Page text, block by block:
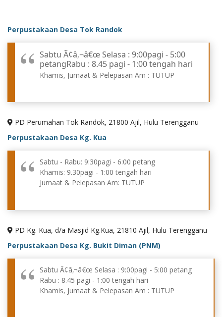
Perpustakaan Desa Tok Randok
Sabtu Ã¢â‚¬â€œ Selasa : 9:00pagi - 5:00
petangRabu : 8.45 pagi - 1:00 tengah hari
Khamis, Jumaat & Pelepasan Am : TUTUP
PD Perumahan Tok Randok, 21800 Ajil, Hulu Terengganu
Perpustakaan Desa Kg. Kua
Sabtu - Rabu: 9:30pagi - 6:00 petang
Khamis: 9.30pagi - 1:00 tengah hari
Jumaat & Pelepasan Am: TUTUP
PD Kg. Kua, d/a Masjid Kg.Kua, 21810 Ajil, Hulu Terengganu
Perpustakaan Desa Kg. Bukit Diman (PNM)
Sabtu Ã¢â‚¬â€œ Selasa : 9:00pagi - 5:00 petang
Rabu : 8.45 pagi - 1:00 tengah hari
Khamis, Jumaat & Pelepasan Am : TUTUP